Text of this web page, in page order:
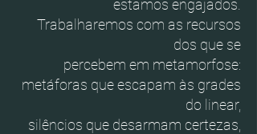
estamos engajados.
Trabalharemos com as recursos
dos que se
percebem em metamorfose:
metáforas que escapam às grades
do linear,
silêncios que desarmam certezas,